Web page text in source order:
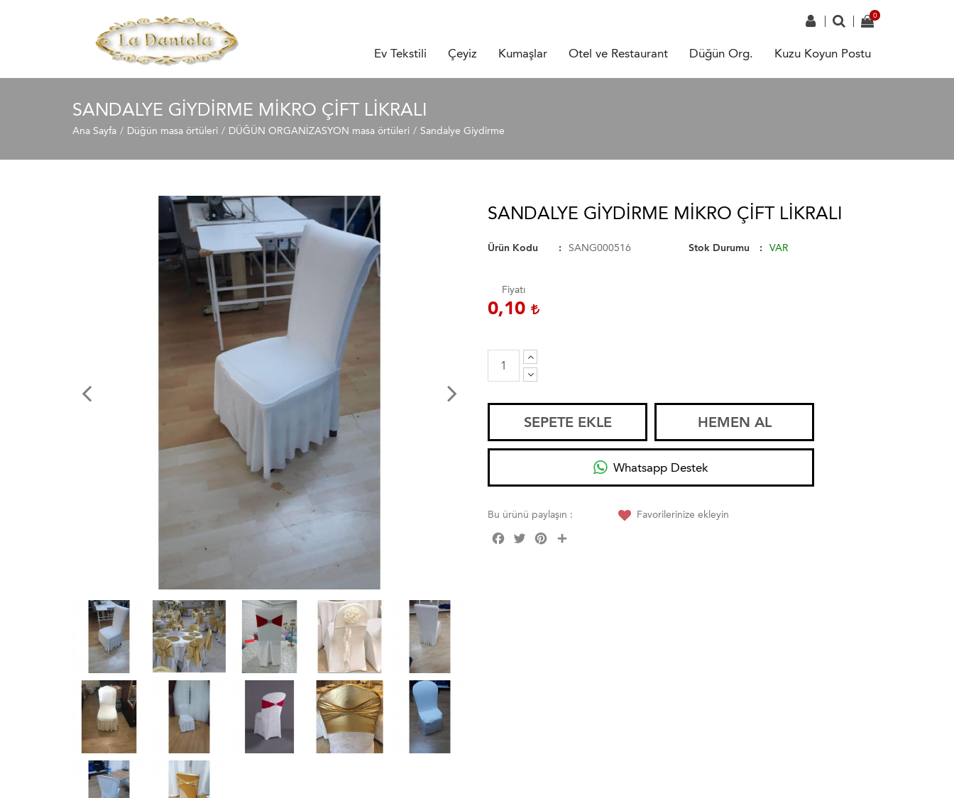
Ev Tekstili Çeyiz Kumaşlar Otel ve Restaurant Düğün Org. Kuzu Koyun Postu
SANDALYE GIYDIRME MIKRO ÇIFT LIKRALI
Ana Sayfa Düğün masa örtüleri DÜĞÜN ORGANİZASYON masa örtüleri Sandalye Giydirme
SANDALYE GIYDIRME MIKRO ÇIFT LIKRALI
Ürün Kodu SANG000516 Stok Durumu VAR
Fiyatı
0,10
SEPETE EKLE HEMEN AL
Whatsapp Destek
Bu ürünü paylaşın :
FacebookTwitterPinterest
Favorilerinize ekleyin